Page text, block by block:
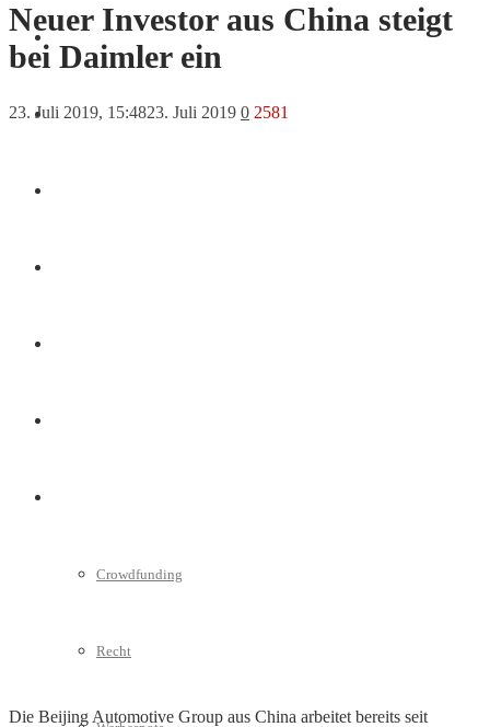
News
Crowdfunding
Recht
Neuer Investor aus China steigt
bei Daimler ein
23. Juli 2019, 15:4823. Juli 2019 0 2581
Die Beijing Automotive Group aus China arbeitet bereits seit